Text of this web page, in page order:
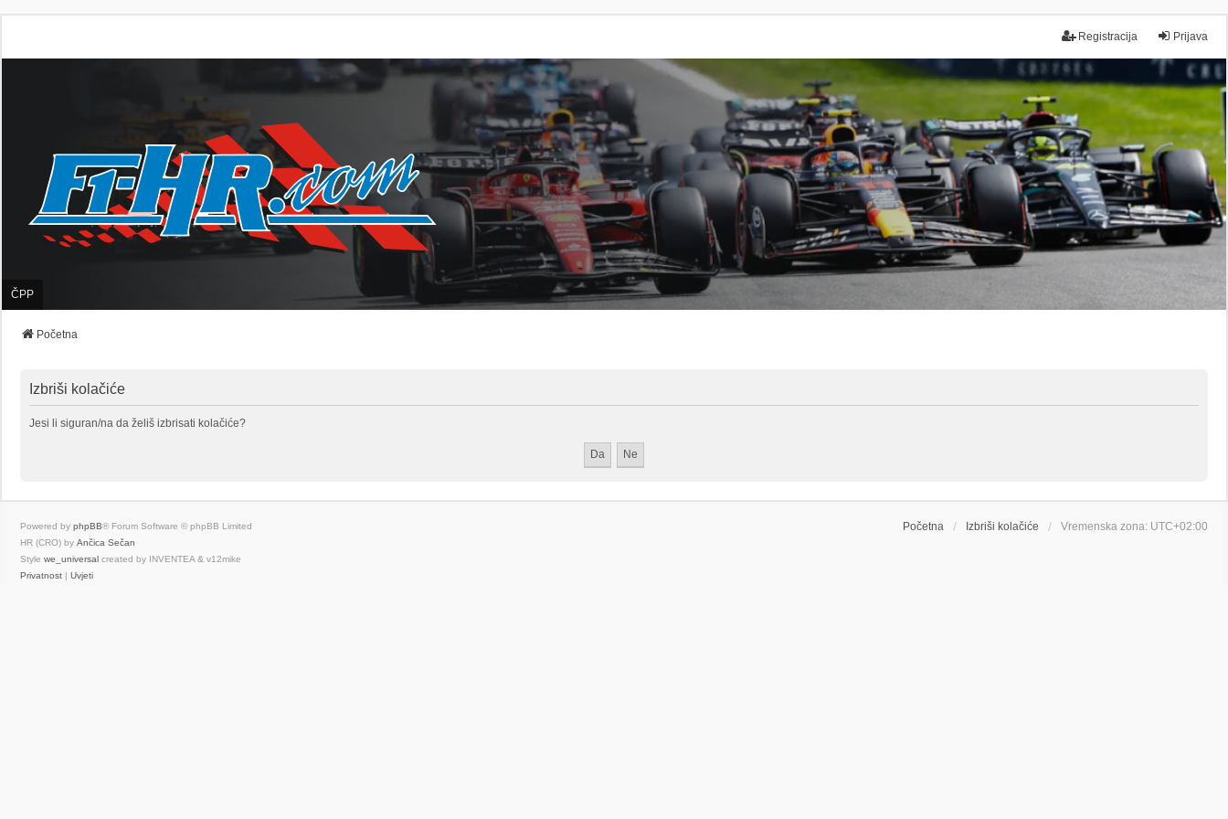
Prijava
Registracija
ČPP
Početna
Izbriši kolačiće
Jesi li siguran/na da želiš izbrisati kolačiće?
Početna Izbriši kolačiće Vremenska zona: UTC+02:00
Powered by phpBB® Forum Software © phpBB Limited
HR (CRO) by Ančica Sečan
Style we_universal created by INVENTEA & v12mike
Privatnost | Uvjeti